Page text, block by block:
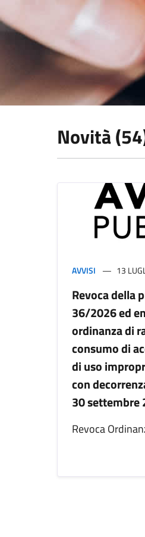
Novità
AVVISI 13
Revoca della
36/2026 ed
ordinanza di
consumo di
di uso
con
30 settembre
Revoca